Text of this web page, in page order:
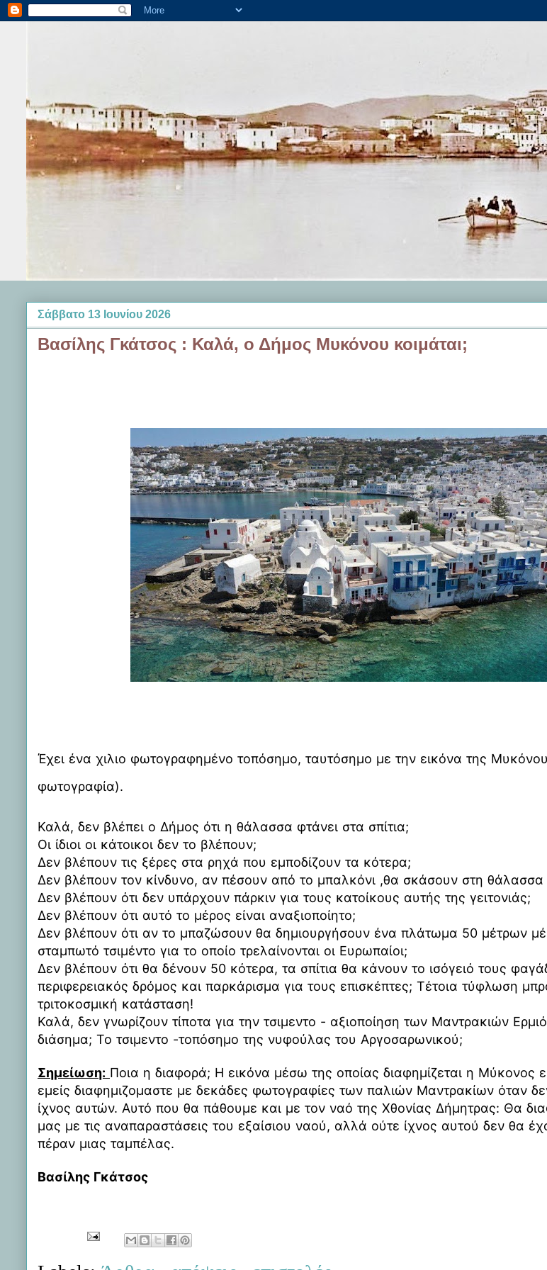
Σάββατο 13 Ιουνίου 2026
Βασίλης Γκάτσος : Καλά, ο Δήμος Μυκόνου κοιμάται;
Έχει ένα χιλιο φωτογραφημένο τοπόσημο, ταυτόσημο με την εικόνα της
φωτογραφία).
Καλά, δεν βλέπει ο Δήμος ότι η θάλασσα φτάνει στα σπίτια;
Οι ίδιοι οι κάτοικοι δεν το βλέπουν;
Δεν βλέπουν τις ξέρες στα ρηχά που εμποδίζουν τα κότερα;
Δεν βλέπουν τον κίνδυνο, αν πέσουν από το μπαλκόνι ,θα σκάσουν στη θάλασσα
Δεν βλέπουν ότι δεν υπάρχουν πάρκιν για τους κατοίκους αυτής της γειτονιάς;
Δεν βλέπουν ότι αυτό το μέρος είναι αναξιοποίητο;
Δεν βλέπουν ότι αν το μπαζώσουν θα δημιουργήσουν ένα πλάτωμα 50 μέτρων
σταμπωτό τσιμέντο για το οποίο τρελαίνονται οι Ευρωπαίοι;
Δεν βλέπουν ότι θα δένουν 50 κότερα, τα σπίτια θα κάνουν το ισόγειό τους
περιφερειακός δρόμος και παρκάρισμα για τους επισκέπτες; Τέτοια τύφλωση
τριτοκοσμική κατάσταση!
Καλά, δεν γνωρίζουν τίποτα για την τσιμεντο - αξιοποίηση των Μαντρακιών
διάσημα; Το τσιμεντο -τοπόσημο της νυφούλας του Αργοσαρωνικού;
Σημείωση: Ποια η διαφορά; Η εικόνα μέσω της οποίας διαφημίζεται η Μύκονος
εμείς διαφημιζομαστε με δεκάδες φωτογραφίες των παλιών Μαντρακίων όταν
ίχνος αυτών. Αυτό που θα πάθουμε και με τον ναό της Χθονίας Δήμητρας: Θα
μας με τις αναπαραστάσεις του εξαίσιου ναού, αλλά ούτε ίχνος αυτού δεν θα
πέραν μιας ταμπέλας.
Βασίλης Γκάτσος